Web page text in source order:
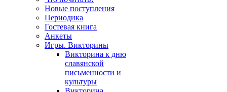
Новые поступления
Периодика
Гостевая книга
Анкеты
Игры. Викторины
Викторина к дню
славянской
письменности и
культуры